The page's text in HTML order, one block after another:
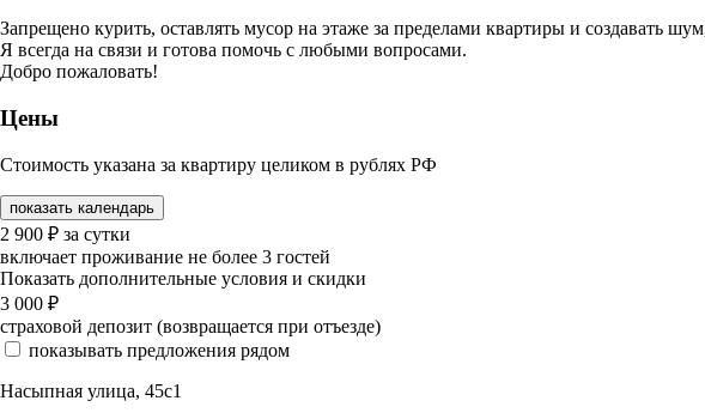
Запрещено курить, оставлять мусор на этаже за пределами квартиры и создавать
Я всегда на связи и готова помочь с любыми вопросами.
Добро пожаловать!
Цены
Стоимость указана за квартиру целиком в рублях РФ
показать календарь
2 900 ₽ за сутки
включает проживание не более 3 гостей
Показать дополнительные условия и скидки
3 000 ₽
страховой депозит (возвращается при отъезде)
показывать предложения рядом
Насыпная улица, 45с1